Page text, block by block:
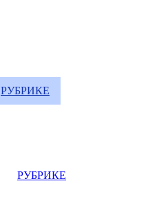
РУБРИКЕ
РУБРИКЕ